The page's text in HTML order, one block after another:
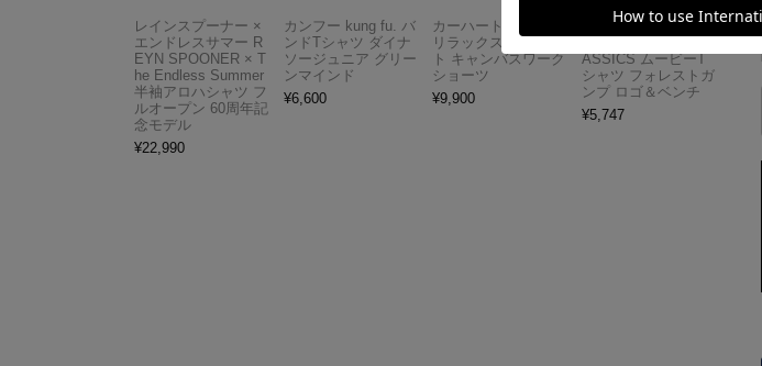
レインスプーナー ×
エンドレスサマー R
EYN SPOONER × T
he Endless Summer
半袖アロハシャツ フ
ルオープン 60周年記
念モデル
¥22,990
カンフー kung fu. バ
ンドTシャツ ダイナ
ソージュニア グリー
ンマインド
¥6,600
カーハート Carhartt
リラックスドフィッ
ト キャンバスワーク
ショーツ
¥9,900
アメリカンクラシッ
ASSICS ムービーT
シャツ フォレストガ
ンプ ロゴ＆ベンチ
¥5,747